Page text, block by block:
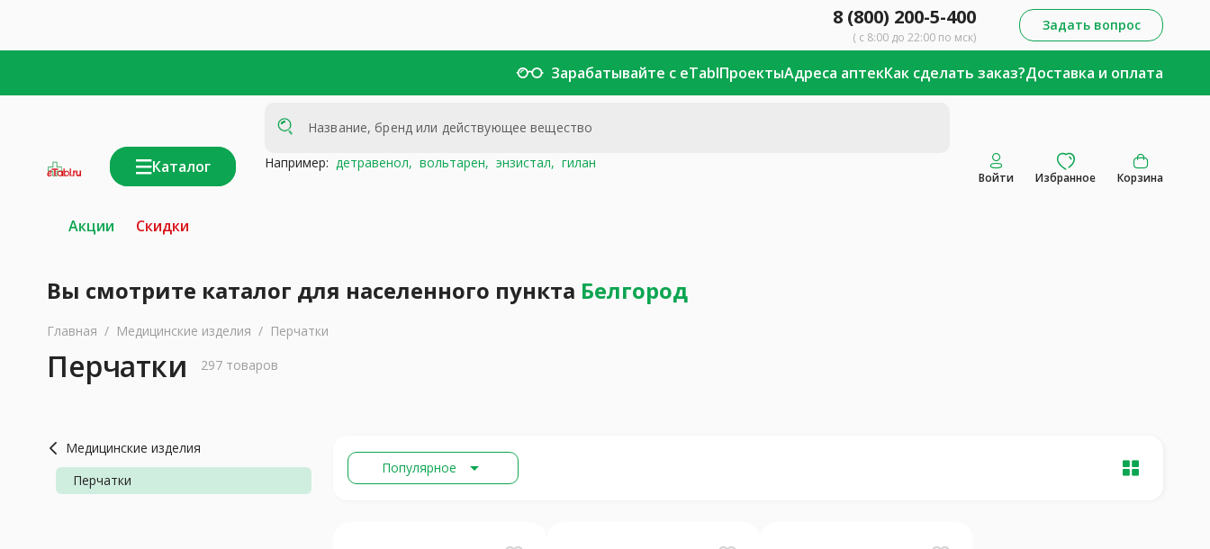
8 (800) 200-5-400
( с 8:00 до 22:00 по мск)
Задать вопрос
Зарабатывайте с eTablПроектыАдреса аптекКак сделать заказ?Доставка и оплата
Каталог Например: детравенол, вольтарен, энзистал, гилан
Войти Избранное Корзина
Акции Скидки
Вы смотрите каталог для населенного пункта Белгород
Главная / Медицинские изделия / Перчатки
Перчатки 297 товаров
Медицинские изделия
Перчатки
Популярное arrow_drop_down